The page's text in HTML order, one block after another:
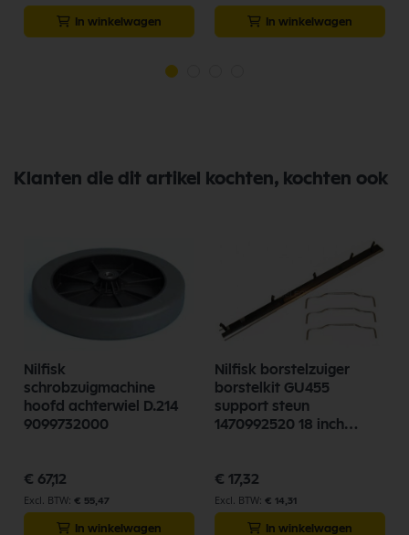
In winkelwagen In winkelwagen
Klanten die dit artikel kochten, kochten ook
Nilfisk
schrobzuigmachine
hoofd achterwiel D.214
9099732000
€ 67,12
€ 55,47
In winkelwagen
Nilfisk borstelzuiger
borstelkit GU455
support steun
1470992520 18 inch
€ 17,32
€ 14,31
In winkelwagen